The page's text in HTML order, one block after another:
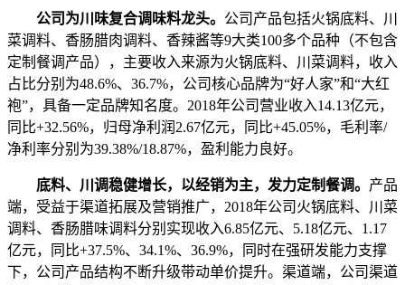
公司为川味复合调味料龙头。 公司产品包括火锅底料、川
菜调料、香肠腊肉调料、香辣酱等9大类100多个品种（不包含
定制餐调产品），主要收入来源为火锅底料、川菜调料，收入
占比分别为48.6%、36.7%，公司核心品牌为“好人家”和“大红
袍”，具备一定品牌知名度。2018年公司营业收入14.13亿元，
同比+32.56%，归母净利润2.67亿元，同比+45.05%，毛利率/
净利率分别为39.38%/18.87%，盈利能力良好。
底料、川调稳健增长，以经销为主，发力定制餐调。 产品
端，受益于渠道拓展及营销推广，2018年公司火锅底料、川菜
调料、香肠腊味调料分别实现收入6.85亿元、5.18亿元、1.17
亿元，同比+37.5%、34.1%、36.9%，同时在强研发能力支撑
下，公司产品结构不断升级带动单价提升。渠道端，公司渠道